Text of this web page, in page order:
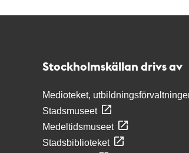
Stockholmskällan drivs av
Medioteket,
Stadsmuseet
Medeltidsmuseet
Stadsbiblioteket